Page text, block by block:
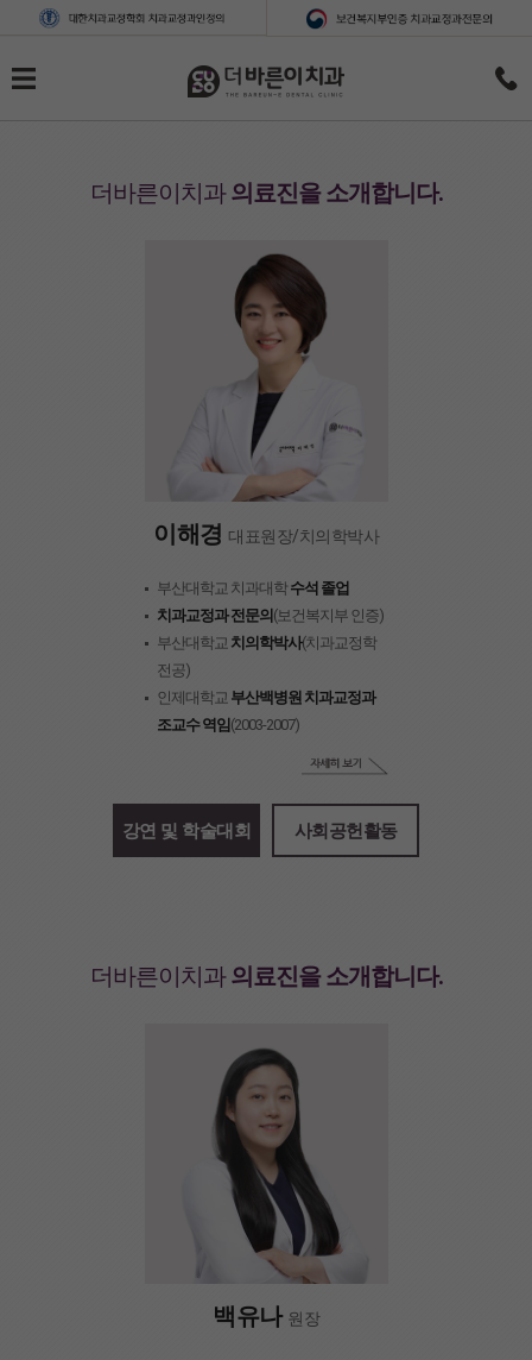
더바른이치과의료진을 소개합니다.
이해경 대표원장/치의학박사
부산대학교 치과대학 수석 졸업
치과교정과 전문의(보건복지부 인증)
부산대학교 치의학박사(치과교정학
전공)
인제대학교 부산백병원 치과교정과
조교수 역임(2003-2007)
강연 및 학술대회 사회공헌활동
더바른이치과의료진을 소개합니다.
백유나 원장